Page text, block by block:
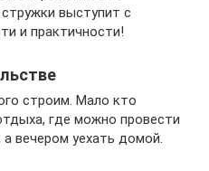
выступит с
и практичности!
строим. Мало кто
где можно провести
а вечером уехать домой.